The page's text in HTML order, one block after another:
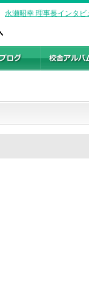
永瀬昭幸 理事長インタビ